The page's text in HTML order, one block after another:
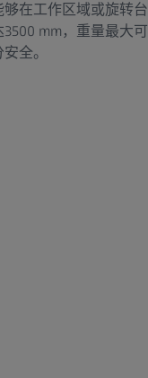
在工作区域或旋转
mm，重量最大
全。